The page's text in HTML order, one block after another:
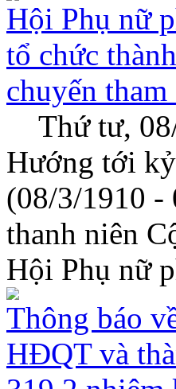
Hội Phụ nữ
tổ chức
chuyến
Thứ tư,
Hướng tới
(08/3/1910 -
thanh niên
Hội Phụ nữ
Thông báo
HĐQT và